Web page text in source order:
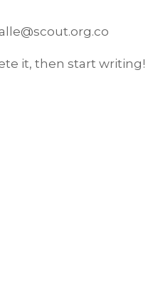
it, then start writing!